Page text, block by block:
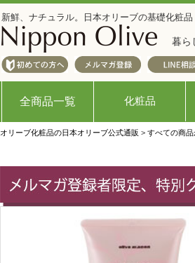
新鮮、ナチュラル。日本オリーブの基礎化粧
暮ら
全商品一覧 化粧品
オリーブ化粧品の日本オリーブ公式通販 > すべての商